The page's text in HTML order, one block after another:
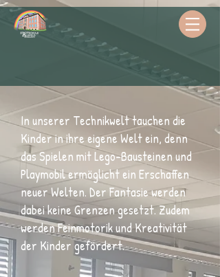
In unserer Technikwelt tauchen die
Kinder in ihre eigene Welt ein, denn
das Spielen mit Lego-Bausteinen und
Playmobil ermöglicht ein Erschaffen
neuer Welten. Der Fantasie werden
dabei keine Grenzen gesetzt. Zudem
werden Feinmotorik und Kreativität
der Kinder gefördert.